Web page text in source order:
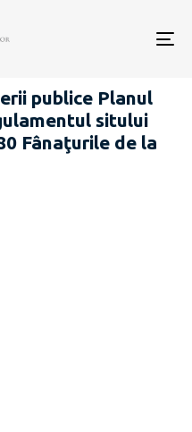
publice Planul
sitului
Fânaţurile de la